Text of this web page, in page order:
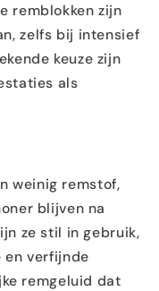
remblokken zijn
zelfs bij intensief
keuze zijn
als
weinig remstof,
blijven na
ze stil in gebruik,
verfijnde
remgeluid dat